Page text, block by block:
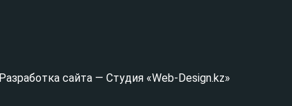
Разработка сайта — Студия «Web-Design.kz»